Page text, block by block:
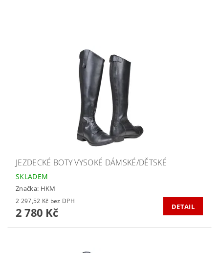
JEZDECKÉ BOTY VYSOKÉ DÁMSKÉ/DĚTSKÉ
SKLADEM
Značka: HKM
2 297,52 Kč bez DPH
2 780 Kč DETAIL